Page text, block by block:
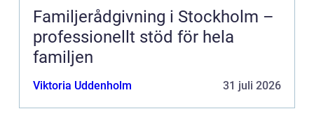
Familjerådgivning i Stockholm –
professionellt stöd för hela
familjen
Viktoria Uddenholm 31 juli 2026